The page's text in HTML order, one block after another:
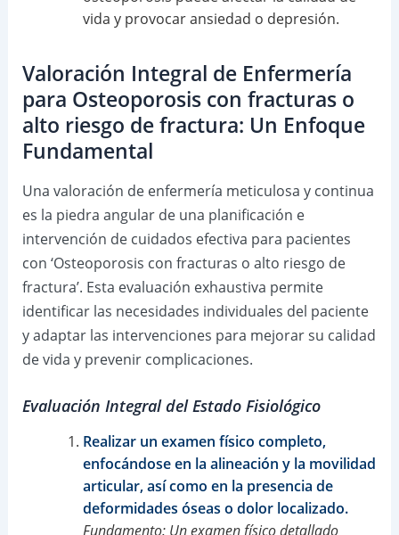
vida y provocar ansiedad o depresión.
Valoración Integral de Enfermería
para Osteoporosis con fracturas o
alto riesgo de fractura: Un Enfoque
Fundamental
Una valoración de enfermería meticulosa y continua
es la piedra angular de una planificación e
intervención de cuidados efectiva para pacientes
con ‘Osteoporosis con fracturas o alto riesgo de
fractura’. Esta evaluación exhaustiva permite
identificar las necesidades individuales del paciente
y adaptar las intervenciones para mejorar su calidad
de vida y prevenir complicaciones.
Evaluación Integral del Estado Fisiológico
Realizar un examen físico completo,
enfocándose en la alineación y la movilidad
articular, así como en la presencia de
deformidades óseas o dolor localizado.
Fundamento: Un examen físico detallado